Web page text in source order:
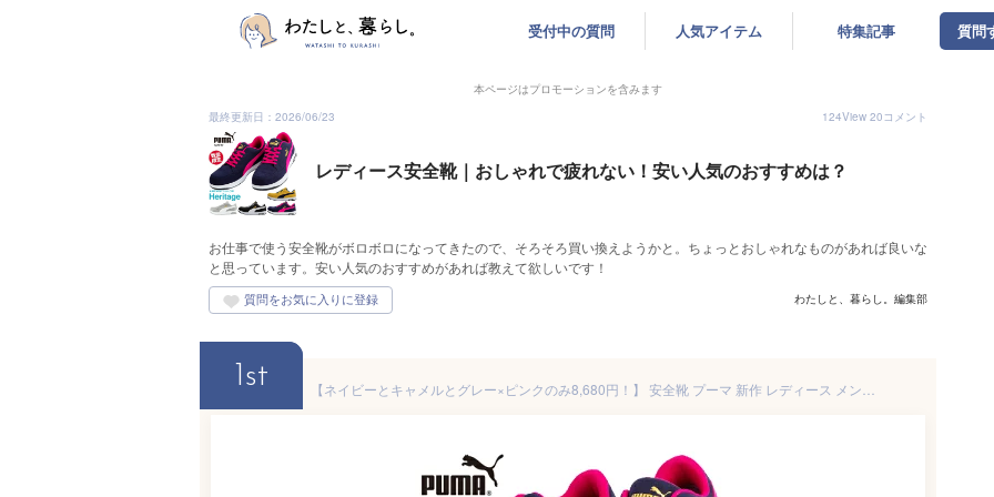
受付中の質問 人気アイテム 特集記事 質問
本ページはプロモーションを含みます
最終更新日：2026/06/23
124View 20コメント
レディース安全靴｜おしゃれで疲れない！安い人気のおすすめは？
お仕事で使う安全靴がボロボロになってきたので、そろそろ買い換えようかと。ちょっとおしゃれなものがあれば良いな
と思っています。安い人気のおすすめがあれば教えて欲しいです！
わたしと、暮らし。編集部
1st